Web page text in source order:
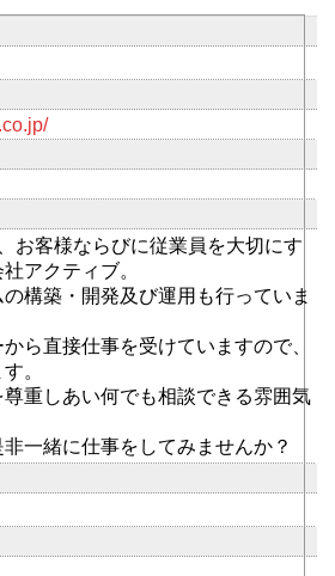
お客様ならびに従業員を大切にす
アクティブ。
構築・開発及び運用も行っていま
ら直接仕事を受けていますので、
。
重しあい何でも相談できる雰囲気
一緒に仕事をしてみませんか？